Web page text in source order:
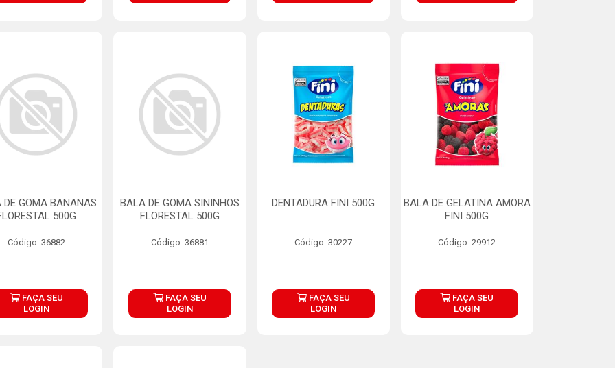
DE GOMA BANANAS
500G
Código: 36882
FAÇA SEU
LOGIN
BALA DE GOMA SININHOS
FLORESTAL 500G
Código: 36881
FAÇA SEU
LOGIN
DENTADURA FINI 500G
Código: 30227
FAÇA SEU
LOGIN
BALA DE GELATINA AMORA
FINI 500G
Código: 29912
FAÇA SEU
LOGIN